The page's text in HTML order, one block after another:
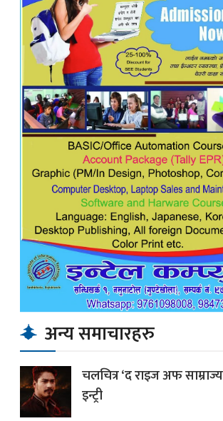
अन्य समाचारहरु
चलचित्र ‘द राइज अफ
इन्ट्री